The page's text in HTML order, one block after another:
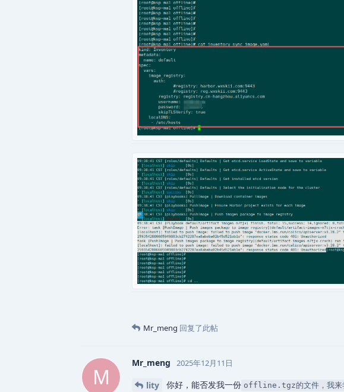
Mr_meng 回复了此帖
M
Mr_meng 2025年12月11日
lity 你好，能否发我一份 offline.tgz的文件，我来尝